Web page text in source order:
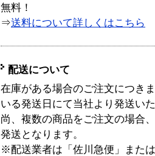
無料！
⇒送料について詳しくはこちら
配送について
在庫がある場合のご注文につき
いる発送日にて当社より発送い
尚、複数の商品をご注文の場合
発送となります。
※配送業者は「佐川急便」また